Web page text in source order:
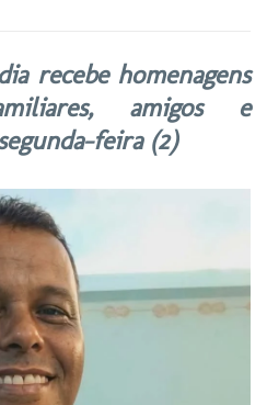
recebe homenagens
amigos e
feira (2)